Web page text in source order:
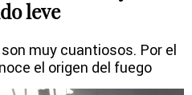
leve
muy cuantiosos. Por el
el origen del fuego